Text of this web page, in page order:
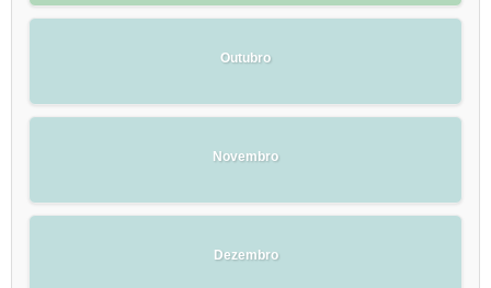
Outubro
Novembro
Dezembro